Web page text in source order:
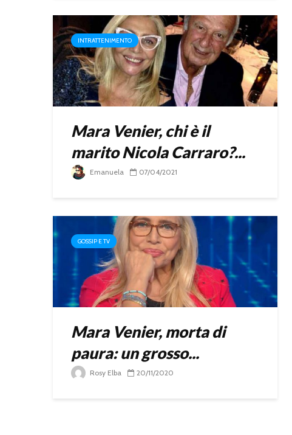
INTRATTENIMENTO
Mara Venier, chi è il
marito Nicola Carraro?...
Emanuela 07/04/2021
GOSSIP E TV
Mara Venier, morta di
paura: un grosso...
Rosy Elba 20/11/2020